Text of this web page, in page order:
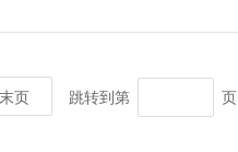
末页 跳转到第 页